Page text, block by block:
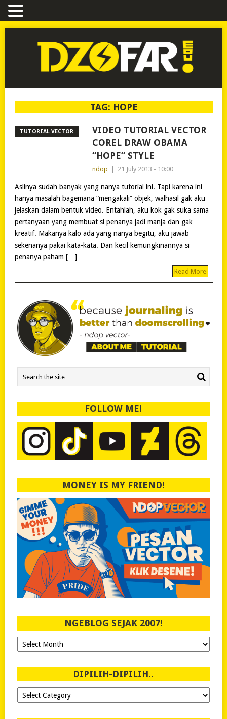
TAG: HOPE
TUTORIAL VECTOR
VIDEO TUTORIAL VECTOR
COREL DRAW OBAMA
“HOPE” STYLE
ndop 21 July 2013 - 10:00
Aslinya sudah banyak yang nanya tutorial ini. Tapi karena ini
hanya masalah bagemana “mengakali” objek, walhasil gak aku
jelaskan dalam bentuk video. Entahlah, aku kok gak suka sama
pertanyaan yang membuat si penanya jadi manja dan gak
kreatif. Makanya kalo ada yang nanya begitu, aku jawab
sekenanya pakai kata-kata. Dan kecil kemungkinannya si
penanya paham […]
Read More
FOLLOW ME!
MONEY IS MY FRIEND!
NGEBLOG SEJAK 2007!
Ngeblog
Sejak
DIPILIH-DIPILIH..
Dipilih-
dipilih..